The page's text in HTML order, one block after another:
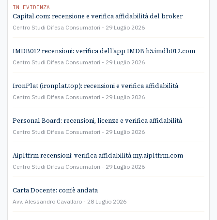
IN EVIDENZA
Capital.com: recensione e verifica affidabilità del broker
Centro Studi Difesa Consumatori 29 Luglio 2026
IMDB012 recensioni: verifica dell’app IMDB h5.imdb012.com
Centro Studi Difesa Consumatori 29 Luglio 2026
IronPlat (ironplat.top): recensioni e verifica affidabilità
Centro Studi Difesa Consumatori 29 Luglio 2026
Personal Board: recensioni, licenze e verifica affidabilità
Centro Studi Difesa Consumatori 29 Luglio 2026
Aipltfrm recensioni: verifica affidabilità my.aipltfrm.com
Centro Studi Difesa Consumatori 29 Luglio 2026
Carta Docente: com’è andata
Avv. Alessandro Cavallaro 28 Luglio 2026